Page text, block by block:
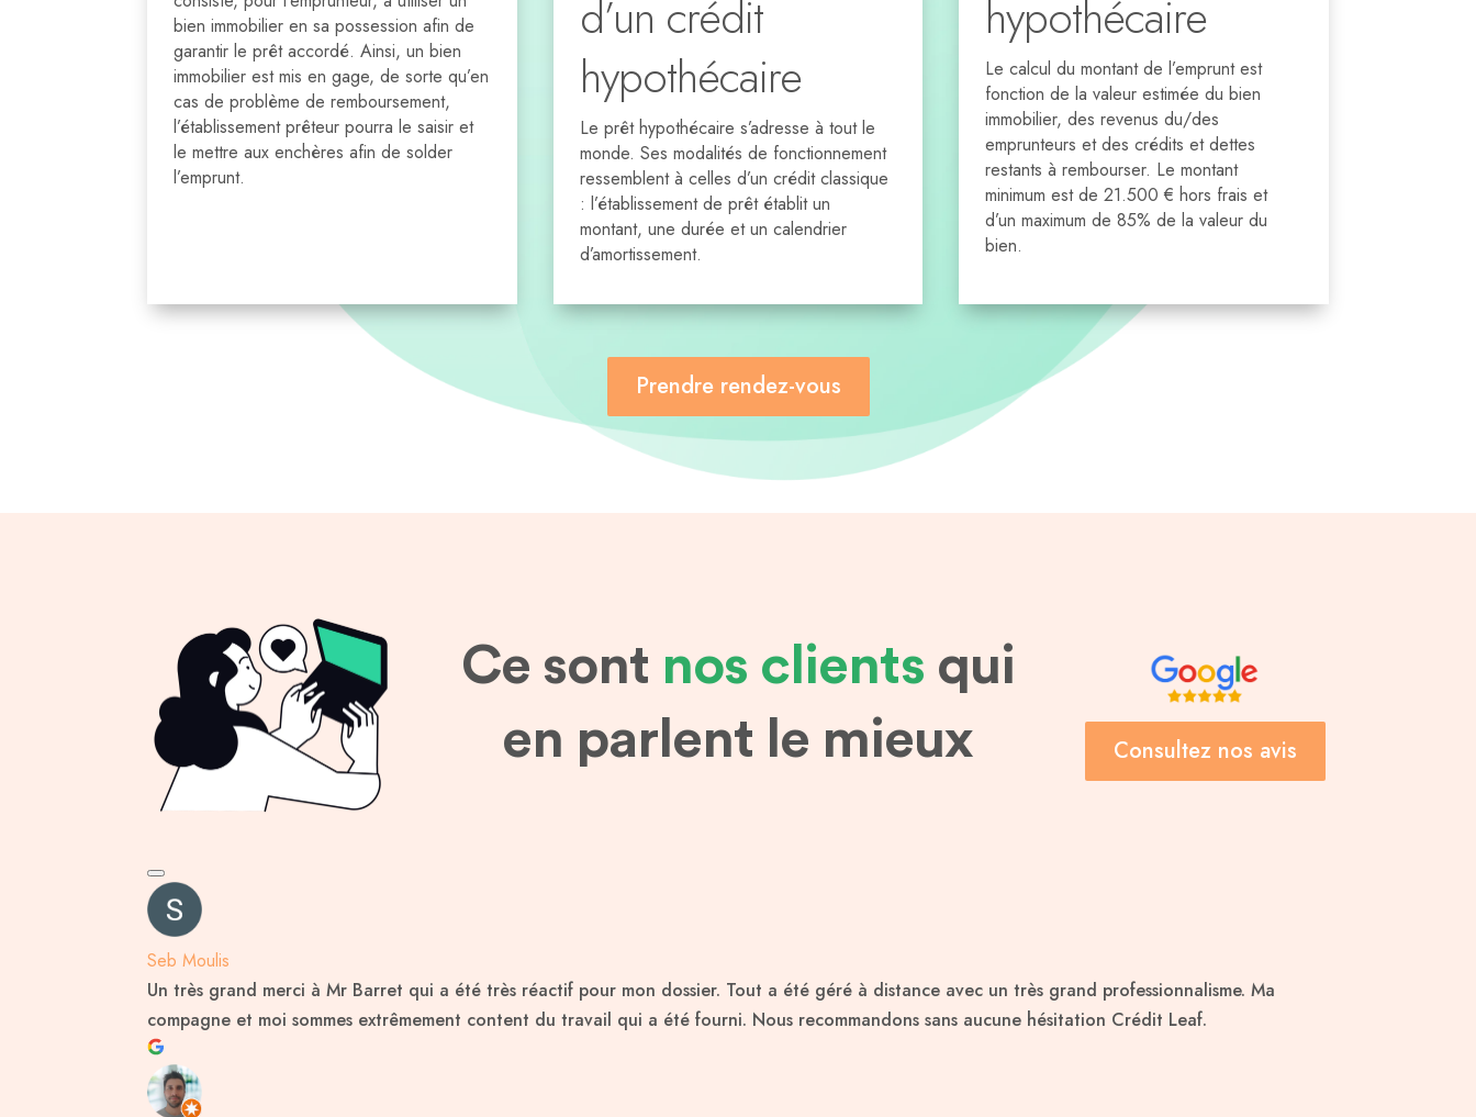
bien immobilier en sa possession afin de
garantir le prêt accordé. Ainsi, un bien
immobilier est mis en gage, de sorte qu’en
cas de problème de remboursement,
l’établissement prêteur pourra le saisir et
le mettre aux enchères afin de solder
l’emprunt.
d’un crédit
hypothécaire
Le prêt hypothécaire s’adresse à tout le
monde. Ses modalités de fonctionnement
ressemblent à celles d’un crédit classique
: l’établissement de prêt établit un
montant, une durée et un calendrier
d’amortissement.
hypothécaire
Le calcul du montant de l’emprunt est
fonction de la valeur estimée du bien
immobilier, des revenus du/des
emprunteurs et des crédits et dettes
restants à rembourser. Le montant
minimum est de 21.500 € hors frais et
d’un maximum de 85% de la valeur du
bien.
Prendre rendez-vous
Ce sont nos clients qui
en parlent le mieux
Consultez nos avis
Seb Moulis
Un très grand merci à Mr Barret qui a été très réactif pour mon dossier. Tout a été géré à distance avec un très grand professionnalisme. Ma
compagne et moi sommes extrêmement content du travail qui a été fourni. Nous recommandons sans aucune hésitation Crédit Leaf.